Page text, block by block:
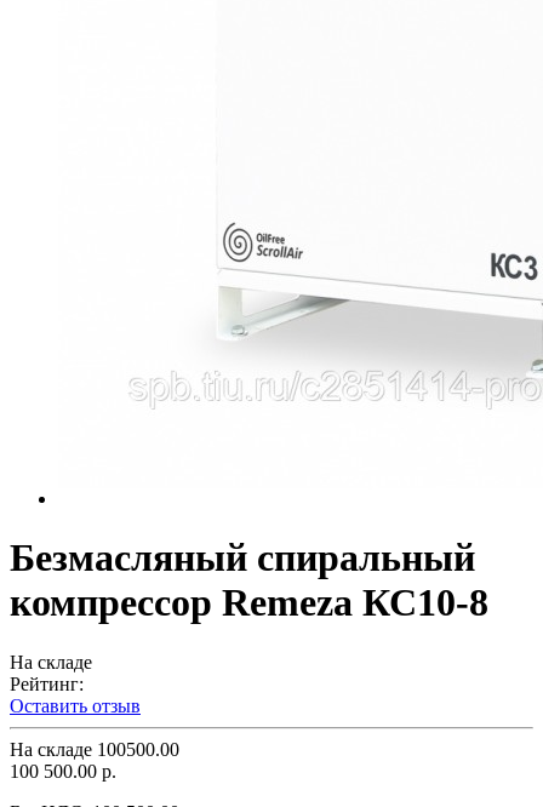
Безмасляный спиральный
компрессор Remeza КС10-8
На складе
Рейтинг:
Оставить отзыв
На складе 100500.00
100 500.00 р.